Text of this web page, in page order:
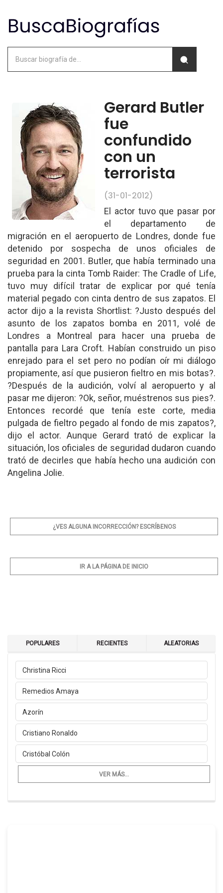
Gerard Butler
fue
confundido
con un
terrorista
(31-01-2012)
El actor tuvo que pasar por
el departamento de
migración en el aeropuerto de Londres, donde fue
detenido por sospecha de unos oficiales de
seguridad en 2001. Butler, que había terminado una
prueba para la cinta Tomb Raider: The Cradle of Life,
tuvo muy difícil tratar de explicar por qué tenía
material pegado con cinta dentro de sus zapatos. El
actor dijo a la revista Shortlist: ?Justo después del
asunto de los zapatos bomba en 2011, volé de
Londres a Montreal para hacer una prueba de
pantalla para Lara Croft. Habían construido un piso
enrejado para el set pero no podían oír mi diálogo
propiamente, así que pusieron fieltro en mis botas?.
?Después de la audición, volví al aeropuerto y al
pasar me dijeron: ?Ok, señor, muéstrenos sus pies?.
Entonces recordé que tenía este corte, media
pulgada de fieltro pegado al fondo de mis zapatos?,
dijo el actor. Aunque Gerard trató de explicar la
situación, los oficiales de seguridad dudaron cuando
trató de decirles que había hecho una audición con
Angelina Jolie.
¿VES ALGUNA INCORRECCIÓN? ESCRÍBENOS
IR A LA PÁGINA DE INICIO
POPULARES RECIENTES ALEATORIAS
Christina Ricci
Remedios Amaya
Azorín
Cristiano Ronaldo
Cristóbal Colón
VER MÁS...